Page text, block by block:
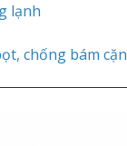
lạnh
chống bám cặn